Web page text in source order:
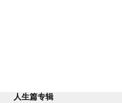
人生篇专辑